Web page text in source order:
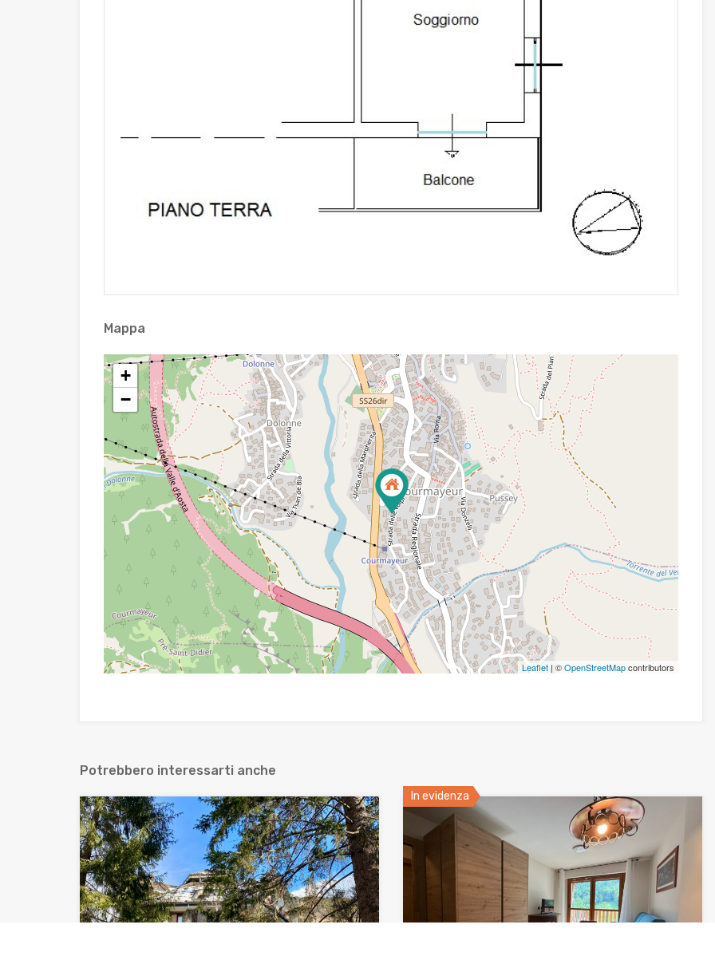
Mappa
+
−
Leaflet| ©OpenStreetMapcontributors
Potrebbero interessarti anche
In evidenza